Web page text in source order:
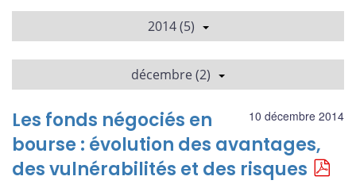
2014 (5)
décembre (2)
10 décembre 2014
Les fonds négociés en
bourse : évolution des avantages,
des vulnérabilités et des risques